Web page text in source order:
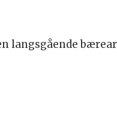
langsgående